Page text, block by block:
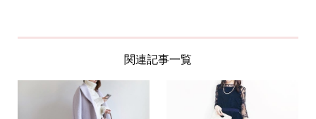
関連記事一覧